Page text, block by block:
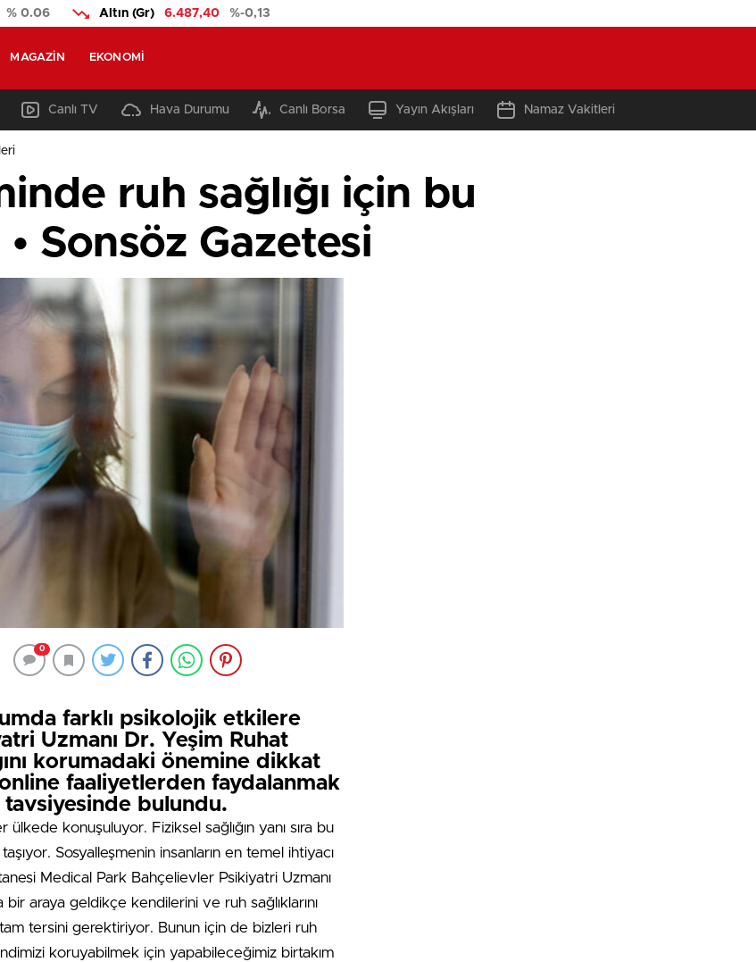
% 0.06 Altın (Gr) 6.487,40 %-0,13
MAGAZIN EKONOMI
Canlı TV Hava Durumu Canlı Borsa Yayın Akışları Namaz Vakitleri
ruh sağlığı için bu
Sonsöz Gazetesi
0
farklı psikolojik etkilere
Uzmanı Dr. Yeşim Ruhat
korumadaki önemine dikkat
faaliyetlerden faydalanmak
tavsiyesinde bulundu.
ülkede konuşuluyor. Fiziksel sağlığın yanı sıra bu
Sosyalleşmenin insanların en temel ihtiyacı
Medical Park Bahçelievler Psikiyatri Uzmanı
araya geldikçe kendilerini ve ruh sağlıklarını
tersini gerektiriyor. Bunun için de bizleri ruh
koruyabilmek için yapabileceğimiz birtakım